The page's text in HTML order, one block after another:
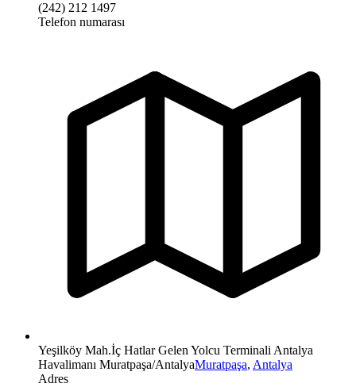
(242) 212 1497
Telefon numarası
Yeşilköy Mah.İç Hatlar Gelen Yolcu Terminali Antalya
Havalimanı Muratpaşa/AntalyaMuratpaşa, Antalya
Adres